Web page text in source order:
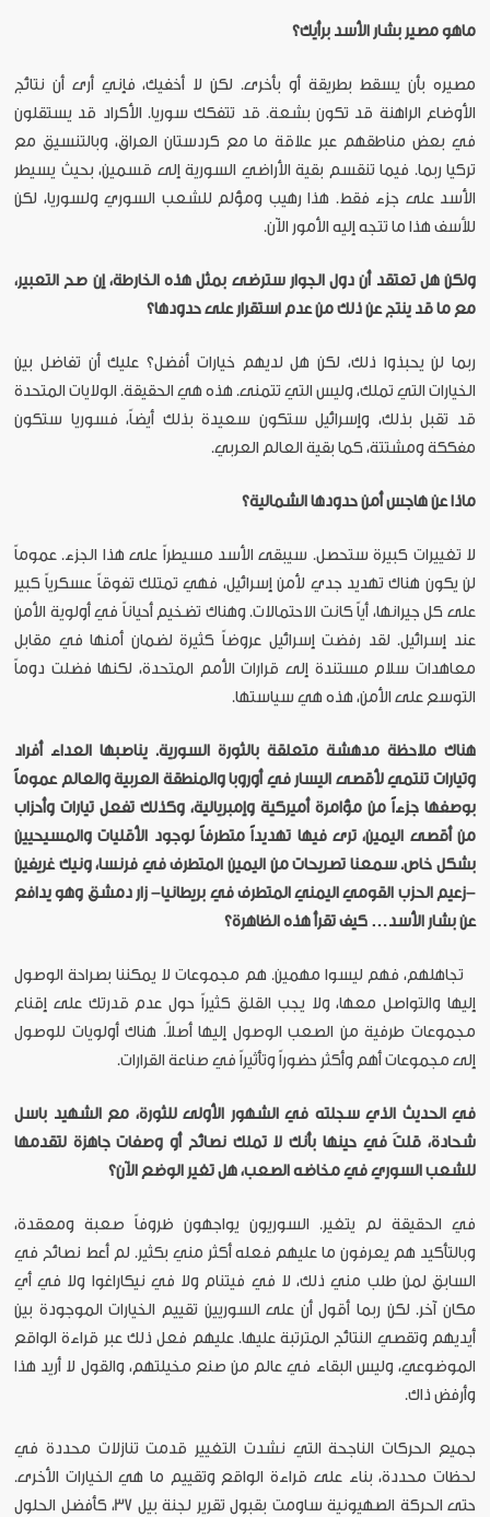
ماهو مصير بشار الأسد برأيك؟
مصيره بأن يسقط بطريقة أو بأخرى. لكن لا أخفيك، فإني أرى أن نتائج
الأوضاع الراهنة قد تكون بشعة. قد تتفكك سوريا. الأكراد قد يستقلون
في بعض مناطقهم عبر علاقة ما مع كردستان العراق، وبالتنسيق مع
تركيا ربما. فيما تنقسم بقية الأراضي السورية إلى قسمين، بحيث يسيطر
الأسد على جزء فقط. هذا رهيب ومؤلم للشعب السوري ولسوريا، لكن
للأسف هذا ما تتجه إليه الأمور الآن.
ولكن هل تعتقد أن دول الجوار سترضى بمثل هذه الخارطة، إن صح التعبير،
مع ما قد ينتج عن ذلك من عدم استقرار على حدودها؟
ربما لن يحبذوا ذلك، لكن هل لديهم خيارات أفضل؟ عليك أن تفاضل بين
الخيارات التي تملك، وليس التي تتمنى. هذه هي الحقيقة. الولايات المتحدة
قد تقبل بذلك، وإسرائيل ستكون سعيدة بذلك أيضاً، فسوريا ستكون
مفككة ومشتتة، كما بقية العالم العربي.
ماذا عن هاجس أمن حدودها الشمالية؟
لا تغييرات كبيرة ستحصل. سيبقى الأسد مسيطراً على هذا الجزء. عموماً
لن يكون هناك تهديد جدي لأمن إسرائيل، فهي تمتلك تفوقاً عسكرياً كبير
على كل جيرانها، أياً كانت الاحتمالات. وهناك تضخيم أحياناً في أولوية الأمن
عند إسرائيل. لقد رفضت إسرائيل عروضاً كثيرة لضمان أمنها في مقابل
معاهدات سلام مستندة إلى قرارات الأمم المتحدة، لكنها فضلت دوماً
التوسع على الأمن، هذه هي سياستها.
هناك ملاحظة مدهشة متعلقة بالثورة السورية. يناصبها العداء أفراد
وتيارات تنتمي لأقصى اليسار في أوروبا والمنطقة العربية والعالم عموماً
بوصفها جزءاً من مؤامرة أميركية وإمبريالية، وكذلك تفعل تيارات وأحزاب
من أقصى اليمين، ترى فيها تهديداً متطرفاً لوجود الأقليات والمسيحيين
بشكل خاص. سمعنا تصريحات من اليمين المتطرف في فرنسا، ونيك غريفين
–زعيم الحزب القومي اليمني المتطرف في بريطانيا– زار دمشق وهو يدافع
عن بشار الأسد… كيف تقرأ هذه الظاهرة؟
تجاهلهم، فهم ليسوا مهمين. هم مجموعات لا يمكننا بصراحة الوصول
إليها والتواصل معها، ولا يجب القلق كثيراً حول عدم قدرتك على إقناع
مجموعات طرفية من الصعب الوصول إليها أصلاً. هناك أولويات للوصول
إلى مجموعات أهم وأكثر حضوراً وتأثيراً في صناعة القرارات.
في الحديث الذي سجلته في الشهور الأولى للثورة، مع الشهيد باسل
شحادة، قلتَ في حينها بأنك لا تملك نصائح أو وصفات جاهزة لتقدمها
للشعب السوري في مخاضه الصعب، هل تغير الوضع الآن؟
في الحقيقة لم يتغير. السوريون يواجهون ظروفاً صعبة ومعقدة،
وبالتأكيد هم يعرفون ما عليهم فعله أكثر مني بكثير. لم أعط نصائح في
السابق لمن طلب مني ذلك، لا في فيتنام ولا في نيكاراغوا ولا في أي
مكان آخر. لكن ربما أقول أن على السوريين تقييم الخيارات الموجودة بين
أيديهم وتقصي النتائج المترتبة عليها. عليهم فعل ذلك عبر قراءة الواقع
الموضوعي، وليس البقاء في عالم من صنع مخيلتهم، والقول لا أريد هذا
وأرفض ذاك.
جميع الحركات الناجحة التي نشدت التغيير قدمت تنازلات محددة في
لحظات محددة، بناء على قراءة الواقع وتقييم ما هي الخيارات الأخرى.
حتى الحركة الصهيونية ساومت بقبول تقرير لجنة بيل 37، كأفضل الحلول